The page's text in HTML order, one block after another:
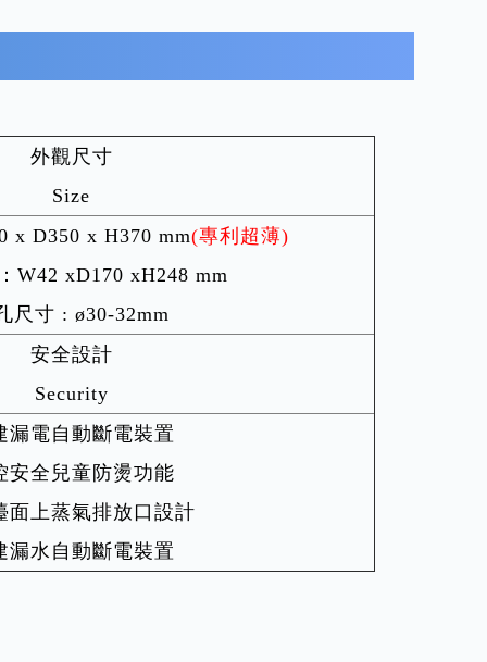
外觀尺寸
Size
x D350 x H370 mm(專利超薄)
W42 xD170 xH248 mm
尺寸 : ø30-32mm
安全設計
Security
漏電自動斷電裝置
安全兒童防燙功能
面上蒸氣排放口設計
漏水自動斷電裝置